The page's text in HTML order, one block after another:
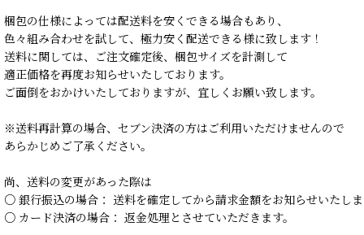
梱包の仕様によっては配送料を安くできる場合もあり、
色々組み合わせを試して、極力安く配送できる様に致します！
送料に関しては、ご注文確定後、梱包サイズを計測して
適正価格を再度お知らせいたしております。
ご面倒をおかけいたしておりますが、宜しくお願い致します。
※送料再計算の場合、セブン決済の方はご利用いただけませんので
あらかじめご了承ください。
尚、送料の変更があった際は
○ 銀行振込の場合： 送料を確定してから請求金額をお知らせいたし
○ カード決済の場合： 返金処理とさせていただきます。